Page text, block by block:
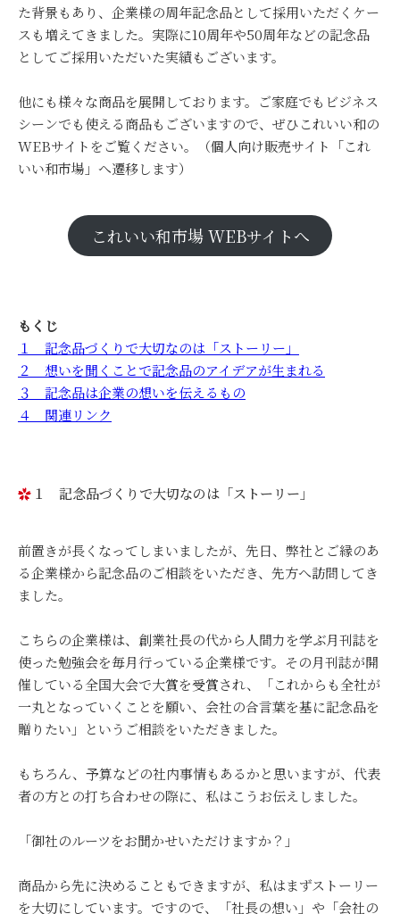
た背景もあり、企業様の周年記念品として採用いただくケー
スも増えてきました。実際に10周年や50周年などの記念品
としてご採用いただいた実績もございます。
他にも様々な商品を展開しております。ご家庭でもビジネス
シーンでも使える商品もございますので、ぜひこれいい和の
WEBサイトをご覧ください。（個人向け販売サイト「これ
いい和市場」へ遷移します）
これいい和市場 WEBサイトへ
もくじ
１ 記念品づくりで大切なのは「ストーリー」
２ 想いを聞くことで記念品のアイデアが生まれる
３ 記念品は企業の想いを伝えるもの
４ 関連リンク
１ 記念品づくりで大切なのは「ストーリー」
前置きが長くなってしまいましたが、先日、弊社とご縁のあ
る企業様から記念品のご相談をいただき、先方へ訪問してき
ました。
こちらの企業様は、創業社長の代から人間力を学ぶ月刊誌を
使った勉強会を毎月行っている企業様です。その月刊誌が開
催している全国大会で大賞を受賞され、「これからも全社が
一丸となっていくことを願い、会社の合言葉を基に記念品を
贈りたい」というご相談をいただきました。
もちろん、予算などの社内事情もあるかと思いますが、代表
者の方との打ち合わせの際に、私はこうお伝えしました。
「御社のルーツをお聞かせいただけますか？」
商品から先に決めることもできますが、私はまずストーリー
を大切にしています。ですので、「社長の想い」や「会社の